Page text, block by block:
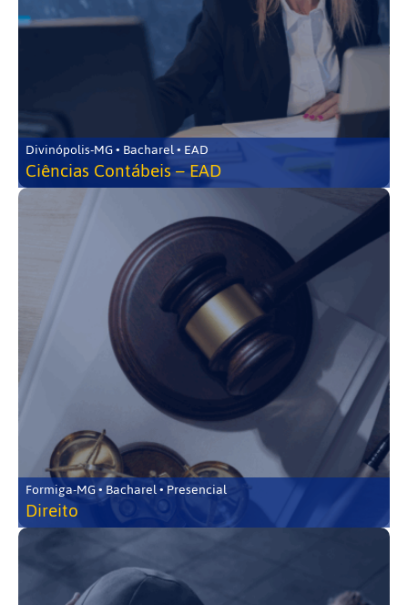
Divinópolis-MG • Bacharel • EAD
Ciências Contábeis – EAD
Formiga-MG • Bacharel • Presencial
Direito